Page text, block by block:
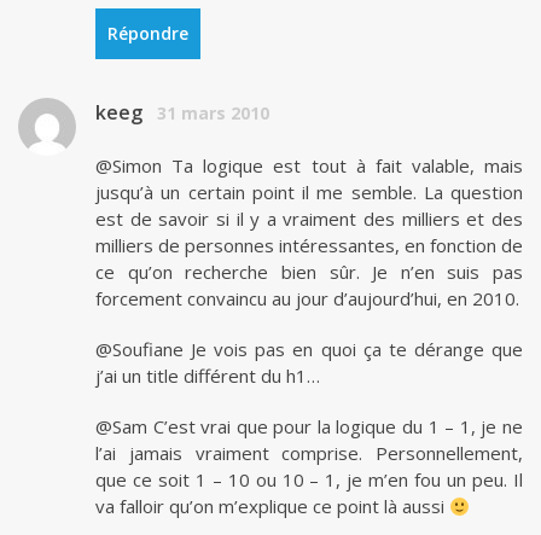
Répondre
keeg 31 mars 2010
@Simon Ta logique est tout à fait valable, mais
jusqu’à un certain point il me semble. La question
est de savoir si il y a vraiment des milliers et des
milliers de personnes intéressantes, en fonction de
ce qu’on recherche bien sûr. Je n’en suis pas
forcement convaincu au jour d’aujourd’hui, en 2010.
@Soufiane Je vois pas en quoi ça te dérange que
j’ai un title différent du h1…
@Sam C’est vrai que pour la logique du 1 – 1, je ne
l’ai jamais vraiment comprise. Personnellement,
que ce soit 1 – 10 ou 10 – 1, je m’en fou un peu. Il
va falloir qu’on m’explique ce point là aussi